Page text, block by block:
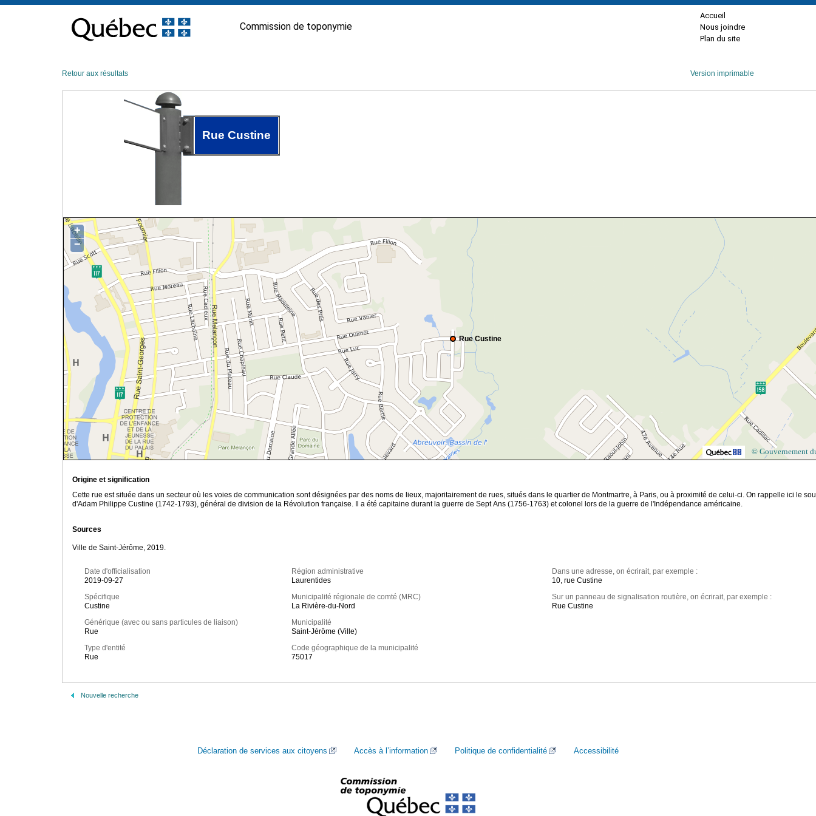
contenu
Commission de toponymie
Accueil
Nous joindre
Plan du site
Retour aux résultats Version imprimable
Rue Custine
Rue Custine
+
−
© Gouvernement
Origine et signification
Cette rue est située dans un secteur où les voies de communication sont désignées par des noms de lieux, majoritairement de rues, situés dans le quartier de Montmartre, à Paris, ou à proximité de celui-ci. On rappelle ici le
d'Adam Philippe Custine (1742-1793), général de division de la Révolution française. Il a été capitaine durant la guerre de Sept Ans (1756-1763) et colonel lors de la guerre de l'Indépendance américaine.
Sources
Ville de Saint-Jérôme, 2019.
Date d'officialisation
2019-09-27
Spécifique
Custine
Générique (avec ou sans particules de liaison)
Rue
Type d'entité
Rue
Région administrative
Laurentides
Municipalité régionale de comté (MRC)
La Rivière-du-Nord
Municipalité
Saint-Jérôme (Ville)
Code géographique de la municipalité
75017
Dans une adresse, on écrirait, par exemple :
10, rue Custine
Sur un panneau de signalisation routière, on écrirait, par exemple :
Rue Custine
Nouvelle recherche
Déclaration de services aux citoyens Accès à l’information Politique de confidentialité Accessibilité